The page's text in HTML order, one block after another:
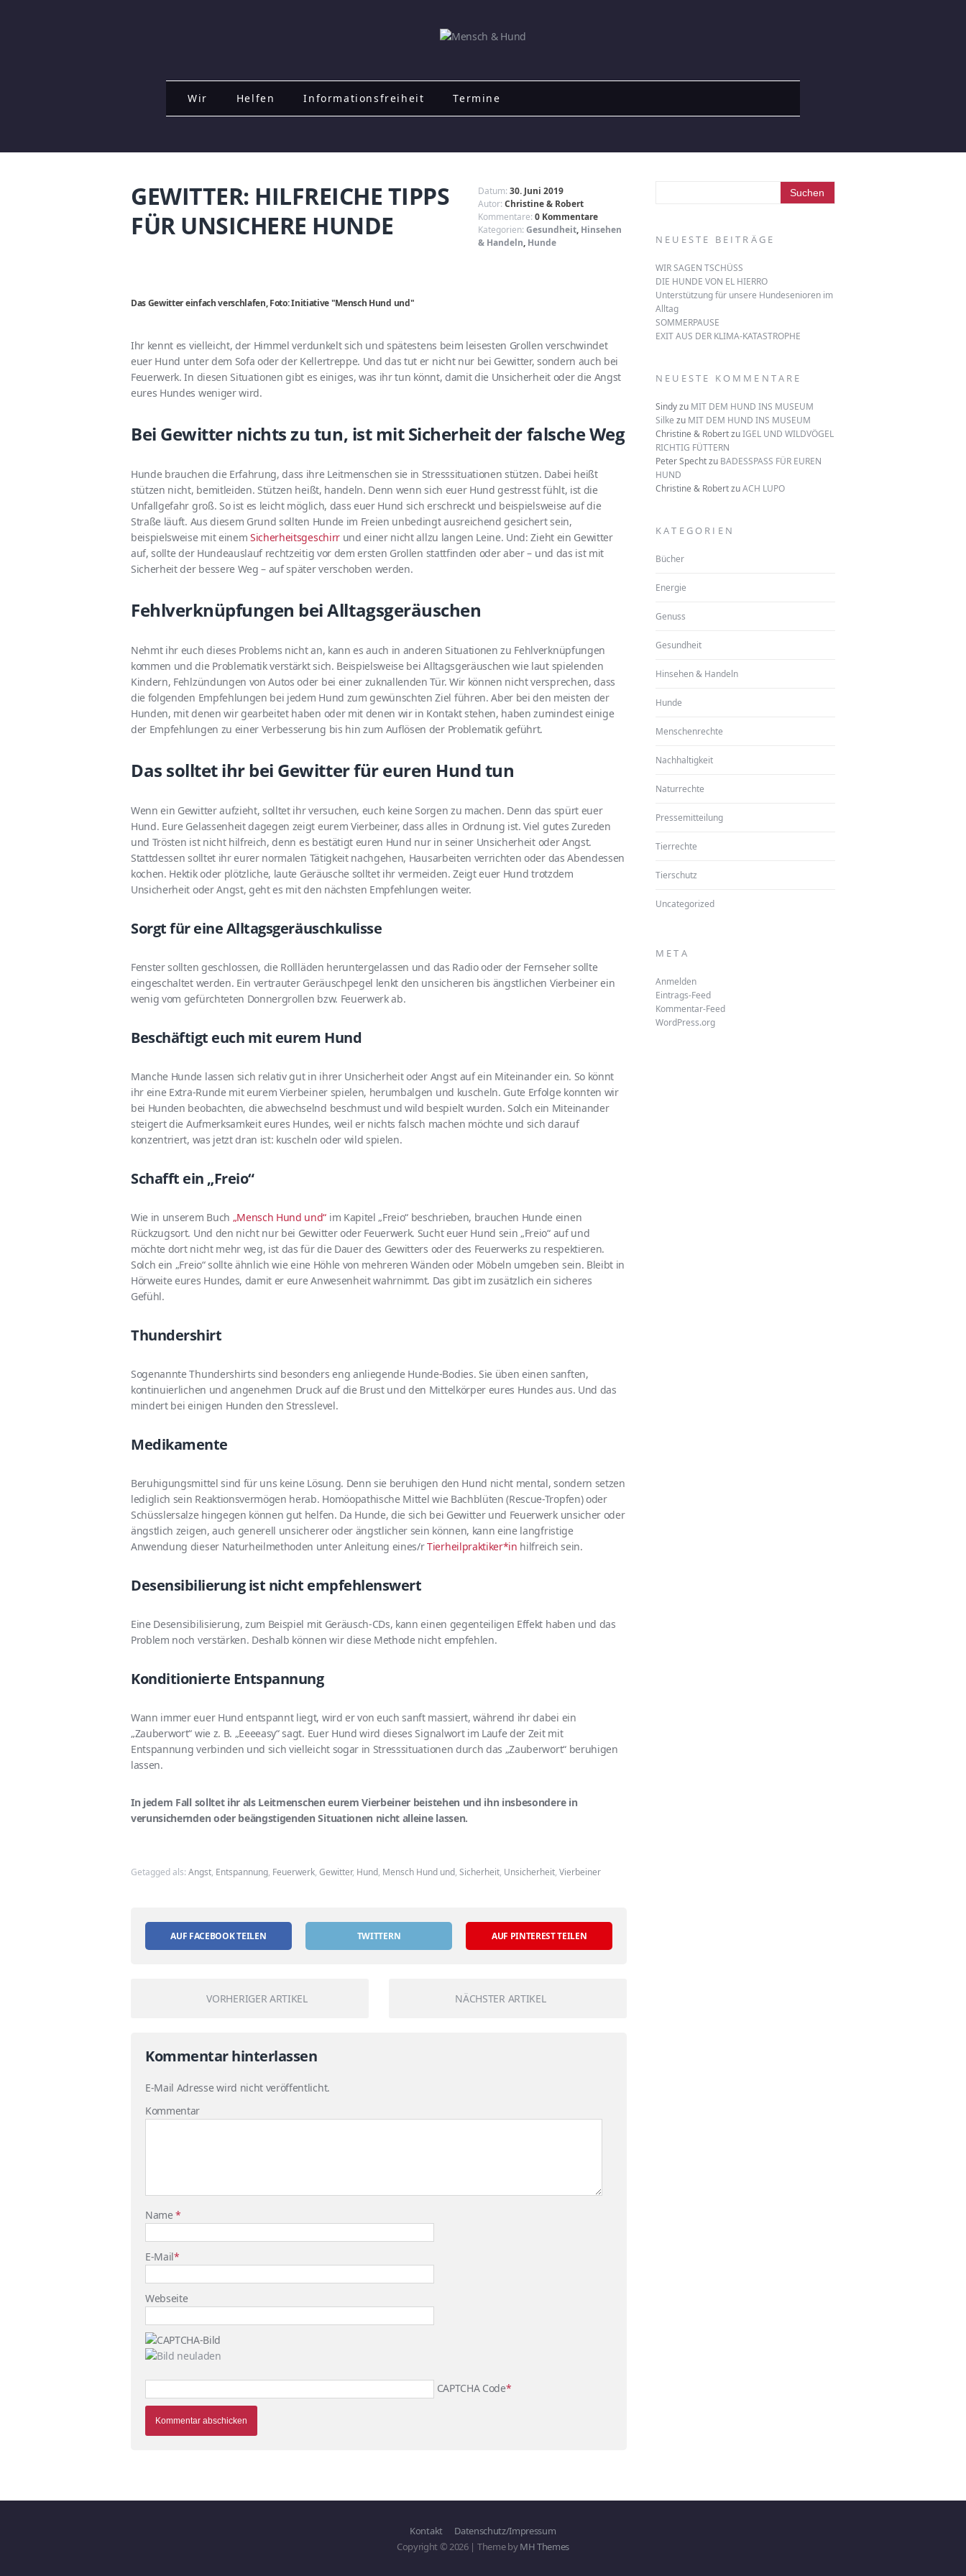
Wir Helfen Informationsfreiheit Termine
GEWITTER: HILFREICHE TIPPS
FÜR UNSICHERE HUNDE
Datum: 30. Juni 2019
Autor: Christine & Robert
Kommentare: 0 Kommentare
Kategorien: Gesundheit, Hinsehen
& Handeln, Hunde
Das Gewitter einfach verschlafen, Foto: Initiative "Mensch Hund und"
Ihr kennt es vielleicht, der Himmel verdunkelt sich und spätestens beim leisesten Grollen verschwindet
euer Hund unter dem Sofa oder der Kellertreppe. Und das tut er nicht nur bei Gewitter, sondern auch bei
Feuerwerk. In diesen Situationen gibt es einiges, was ihr tun könnt, damit die Unsicherheit oder die Angst
eures Hundes weniger wird.
Bei Gewitter nichts zu tun, ist mit Sicherheit der falsche Weg
Hunde brauchen die Erfahrung, dass ihre Leitmenschen sie in Stresssituationen stützen. Dabei heißt
stützen nicht, bemitleiden. Stützen heißt, handeln. Denn wenn sich euer Hund gestresst fühlt, ist die
Unfallgefahr groß. So ist es leicht möglich, dass euer Hund sich erschreckt und beispielsweise auf die
Straße läuft. Aus diesem Grund sollten Hunde im Freien unbedingt ausreichend gesichert sein,
beispielsweise mit einem Sicherheitsgeschirrund einer nicht allzu langen Leine. Und: Zieht ein Gewitter
auf, sollte der Hundeauslauf rechtzeitig vor dem ersten Grollen stattfinden oder aber – und das ist mit
Sicherheit der bessere Weg – auf später verschoben werden.
Fehlverknüpfungen bei Alltagsgeräuschen
Nehmt ihr euch dieses Problems nicht an, kann es auch in anderen Situationen zu Fehlverknüpfungen
kommen und die Problematik verstärkt sich. Beispielsweise bei Alltagsgeräuschen wie laut spielenden
Kindern, Fehlzündungen von Autos oder bei einer zuknallenden Tür. Wir können nicht versprechen, dass
die folgenden Empfehlungen bei jedem Hund zum gewünschten Ziel führen. Aber bei den meisten der
Hunden, mit denen wir gearbeitet haben oder mit denen wir in Kontakt stehen, haben zumindest einige
der Empfehlungen zu einer Verbesserung bis hin zum Auflösen der Problematik geführt.
Das solltet ihr bei Gewitter für euren Hund tun
Wenn ein Gewitter aufzieht, solltet ihr versuchen, euch keine Sorgen zu machen. Denn das spürt euer
Hund. Eure Gelassenheit dagegen zeigt eurem Vierbeiner, dass alles in Ordnung ist. Viel gutes Zureden
und Trösten ist nicht hilfreich, denn es bestätigt euren Hund nur in seiner Unsicherheit oder Angst.
Stattdessen solltet ihr eurer normalen Tätigkeit nachgehen, Hausarbeiten verrichten oder das Abendessen
kochen. Hektik oder plötzliche, laute Geräusche solltet ihr vermeiden. Zeigt euer Hund trotzdem
Unsicherheit oder Angst, geht es mit den nächsten Empfehlungen weiter.
Sorgt für eine Alltagsgeräuschkulisse
Fenster sollten geschlossen, die Rollläden heruntergelassen und das Radio oder der Fernseher sollte
eingeschaltet werden. Ein vertrauter Geräuschpegel lenkt den unsicheren bis ängstlichen Vierbeiner ein
wenig vom gefürchteten Donnergrollen bzw. Feuerwerk ab.
Beschäftigt euch mit eurem Hund
Manche Hunde lassen sich relativ gut in ihrer Unsicherheit oder Angst auf ein Miteinander ein. So könnt
ihr eine Extra-Runde mit eurem Vierbeiner spielen, herumbalgen und kuscheln. Gute Erfolge konnten wir
bei Hunden beobachten, die abwechselnd beschmust und wild bespielt wurden. Solch ein Miteinander
steigert die Aufmerksamkeit eures Hundes, weil er nichts falsch machen möchte und sich darauf
konzentriert, was jetzt dran ist: kuscheln oder wild spielen.
Schafft ein „Freio“
Wie in unserem Buch „Mensch Hund und“ im Kapitel „Freio“ beschrieben, brauchen Hunde einen
Rückzugsort. Und den nicht nur bei Gewitter oder Feuerwerk. Sucht euer Hund sein „Freio“ auf und
möchte dort nicht mehr weg, ist das für die Dauer des Gewitters oder des Feuerwerks zu respektieren.
Solch ein „Freio“ sollte ähnlich wie eine Höhle von mehreren Wänden oder Möbeln umgeben sein. Bleibt in
Hörweite eures Hundes, damit er eure Anwesenheit wahrnimmt. Das gibt im zusätzlich ein sicheres
Gefühl.
Thundershirt
Sogenannte Thundershirts sind besonders eng anliegende Hunde-Bodies. Sie üben einen sanften,
kontinuierlichen und angenehmen Druck auf die Brust und den Mittelkörper eures Hundes aus. Und das
mindert bei einigen Hunden den Stresslevel.
Medikamente
Beruhigungsmittel sind für uns keine Lösung. Denn sie beruhigen den Hund nicht mental, sondern setzen
lediglich sein Reaktionsvermögen herab. Homöopathische Mittel wie Bachblüten (Rescue-Tropfen) oder
Schüsslersalze hingegen können gut helfen. Da Hunde, die sich bei Gewitter und Feuerwerk unsicher oder
ängstlich zeigen, auch generell unsicherer oder ängstlicher sein können, kann eine langfristige
Anwendung dieser Naturheilmethoden unter Anleitung eines/rTierheilpraktiker*in hilfreich sein.
Desensibilierung ist nicht empfehlenswert
Eine Desensibilisierung, zum Beispiel mit Geräusch-CDs, kann einen gegenteiligen Effekt haben und das
Problem noch verstärken. Deshalb können wir diese Methode nicht empfehlen.
Konditionierte Entspannung
Wann immer euer Hund entspannt liegt, wird er von euch sanft massiert, während ihr dabei ein
„Zauberwort“ wie z. B. „Eeeeasy“ sagt. Euer Hund wird dieses Signalwort im Laufe der Zeit mit
Entspannung verbinden und sich vielleicht sogar in Stresssituationen durch das „Zauberwort“ beruhigen
lassen.
In jedem Fall solltet ihr als Leitmenschen eurem Vierbeiner beistehen und ihn insbesondere in
verunsichernden oder beängstigenden Situationen nicht alleine lassen.
Getagged als: Angst, Entspannung, Feuerwerk, Gewitter, Hund, Mensch Hund und, Sicherheit, Unsicherheit, Vierbeiner
AUF FACEBOOK TEILEN TWITTERN AUF PINTEREST TEILEN
VORHERIGER ARTIKEL NÄCHSTER ARTIKEL
Kommentar hinterlassen
E-Mail Adresse wird nicht veröffentlicht.
Kommentar
Name*
E-Mail*
Webseite
CAPTCHA Code*
NEUESTE BEITRÄGE
WIR SAGEN TSCHÜSS
DIE HUNDE VON EL HIERRO
Unterstützung für unsere Hundesenioren im
Alltag
SOMMERPAUSE
EXIT AUS DER KLIMA-KATASTROPHE
NEUESTE KOMMENTARE
Sindyzu MIT DEM HUND INS MUSEUM
Silke zu MIT DEM HUND INS MUSEUM
Christine & RobertzuIGEL UND WILDVÖGEL
RICHTIG FÜTTERN
Peter Spechtzu BADESSPASS FÜR EUREN
HUND
Christine & RobertzuACH LUPO
KATEGORIEN
Bücher
Energie
Genuss
Gesundheit
Hinsehen & Handeln
Hunde
Menschenrechte
Nachhaltigkeit
Naturrechte
Pressemitteilung
Tierrechte
Tierschutz
Uncategorized
META
Anmelden
Eintrags-Feed
Kommentar-Feed
WordPress.org
Kontakt
Datenschutz/Impressum
Copyright © 2026 | Theme byMH Themes